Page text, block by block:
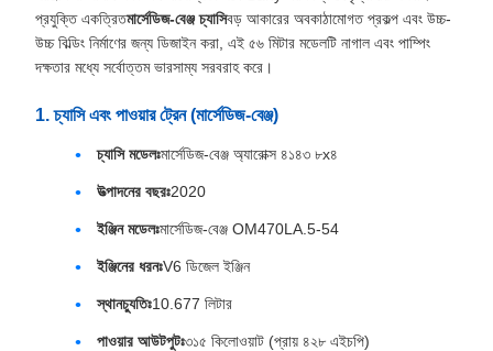
প্রযুক্তি একত্রিতমার্সেডিজ-বেঞ্জ চ্যাসিবড় আকারের অবকাঠামোগত প্রকল্প এবং উচ্চ-
উচ্চ বিল্ডিং নির্মাণের জন্য ডিজাইন করা, এই ৫৬ মিটার মডেলটি নাগাল এবং পাম্পিং
দক্ষতার মধ্যে সর্বোত্তম ভারসাম্য সরবরাহ করে।
1. চ্যাসি এবং পাওয়ার ট্রেন (মার্সেডিজ-বেঞ্জ)
চ্যাসি মডেলঃমার্সেডিজ-বেঞ্জ অ্যারোক্স ৪১৪৩ ৮x৪
উত্পাদনের বছরঃ2020
ইঞ্জিন মডেলঃমার্সেডিজ-বেঞ্জ OM470LA.5-54
ইঞ্জিনের ধরনঃV6 ডিজেল ইঞ্জিন
স্থানচ্যুতিঃ10.677 লিটার
পাওয়ার আউটপুটঃ৩১৫ কিলোওয়াট (প্রায় ৪২৮ এইচপি)